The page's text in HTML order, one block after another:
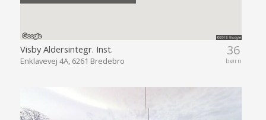
36
børn
Visby Aldersintegr. Inst.
Enklavevej 4A, 6261 Bredebro